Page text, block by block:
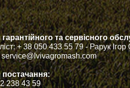
гарантійного та сервісного
+ 38 050 433 55 79 - Рарук
постачання:
238 43 59